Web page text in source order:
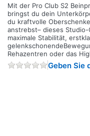
Mit der Pro Club S2
bringst du dein
du kraftvolle
anstrebst– dieses
maximale Stabilität,
Rehazentren oder das
Geben Sie